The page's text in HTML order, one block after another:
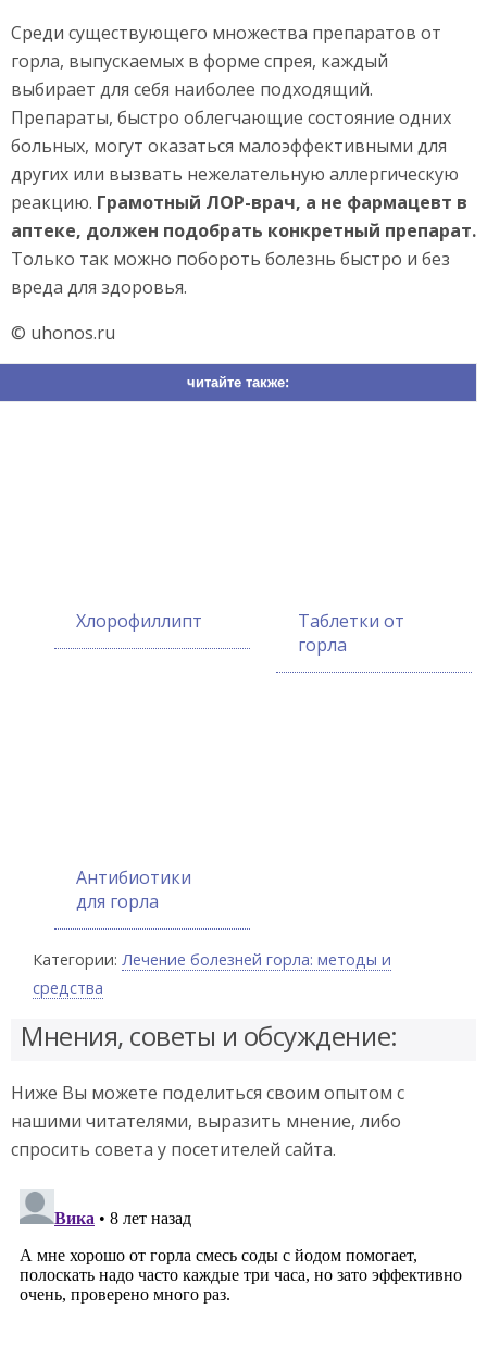
Среди существующего множества препаратов от
горла, выпускаемых в форме спрея, каждый
выбирает для себя наиболее подходящий.
Препараты, быстро облегчающие состояние одних
больных, могут оказаться малоэффективными для
других или вызвать нежелательную аллергическую
реакцию. Грамотный ЛОР-врач, а не фармацевт в
аптеке, должен подобрать конкретный препарат.
Только так можно побороть болезнь быстро и без
вреда для здоровья.
© uhonos.ru
читайте также:
Хлорофиллипт
Таблетки от
горла
Антибиотики
для горла
Категории: Лечение болезней горла: методы и
средства
Мнения, советы и обсуждение:
Ниже Вы можете поделиться своим опытом с
нашими читателями, выразить мнение, либо
спросить совета у посетителей сайта.